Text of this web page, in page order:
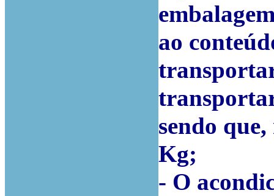
ao
sendo
Kg;
- O